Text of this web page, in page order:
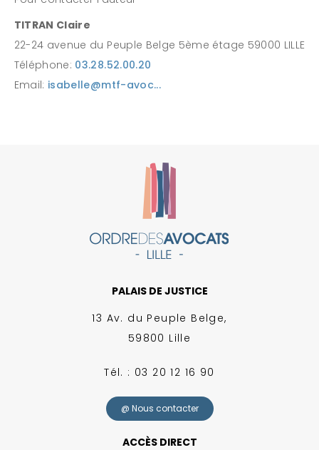
TITRAN Claire
22-24 avenue du Peuple Belge 5ème étage 59000 LILLE
Téléphone: 03.28.52.00.20
Email: isabelle@mtf-avoc...
PALAIS DE JUSTICE
13 Av. du Peuple Belge,
59800 Lille
Tél. : 03 20 12 16 90
@ Nous contacter
ACCÈS DIRECT